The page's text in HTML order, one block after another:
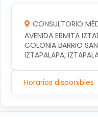
CONSULTORIO
AVENIDA ERMITA
COLONIA BARRIO
IZTAPALAPA,
Horarios disponibles